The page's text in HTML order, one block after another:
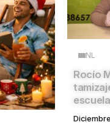
NL
Rocío